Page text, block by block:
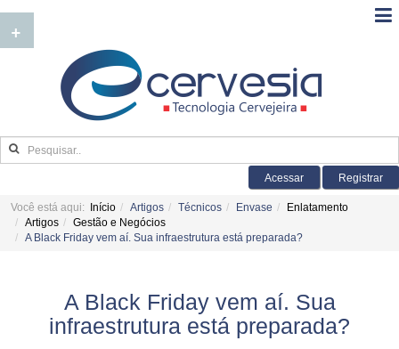
Acessar Registrar
Você está aqui: Início Artigos Técnicos Envase
Enlatamento
Artigos
Gestão e Negócios
A Black Friday vem aí. Sua infraestrutura está preparada?
A Black Friday vem aí. Sua
infraestrutura está preparada?
+